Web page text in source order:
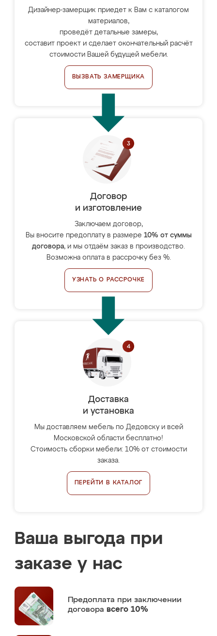
Дизайнер-замерщик приедет к Вам с каталогом
материалов,
проведёт детальные замеры,
составит проект и сделает окончательный расчёт
стоимости Вашей будущей мебели.
ВЫЗВАТЬ ЗАМЕРЩИКА
Договор
и изготовление
Заключаем договор,
Вы вносите предоплату в размере 10% от суммы
договора, и мы отдаём заказ в производство.
Возможна оплата в рассрочку без %.
УЗНАТЬ О РАССРОЧКЕ
Доставка
и установка
Мы доставляем мебель по Дедовску и всей
Московской области бесплатно!
Стоимость сборки мебели: 10% от стоимости
заказа.
ПЕРЕЙТИ В КАТАЛОГ
Ваша выгода при
заказе у нас
Предоплата при заключении
договора всего 10%